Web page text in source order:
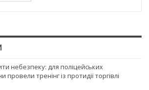
небезпеку: для поліцейських
провели тренінг із протидії торгівлі